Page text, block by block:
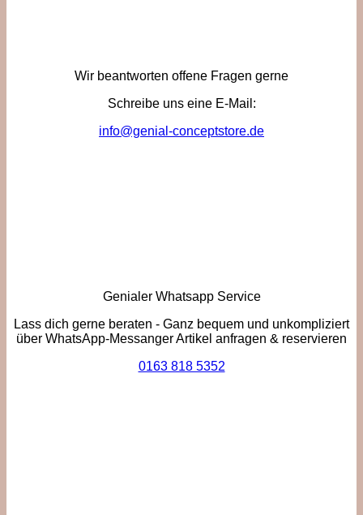
Wir beantworten offene Fragen gerne
Schreibe uns eine E-Mail:
info@genial-conceptstore.de
Genialer Whatsapp Service
Lass dich gerne beraten - Ganz bequem und unkompliziert
über WhatsApp-Messanger Artikel anfragen & reservieren
0163 818 5352